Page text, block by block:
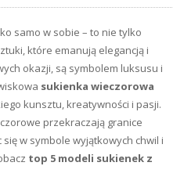
samo w sobie – to nie tylko
które emanują elegancją i
okazji, są symbolem luksusu i
sukienka wieczorowa
kunsztu, kreatywności i pasji.
przekraczają granice
w symbole wyjątkowych chwil i
top 5 modeli sukienek z